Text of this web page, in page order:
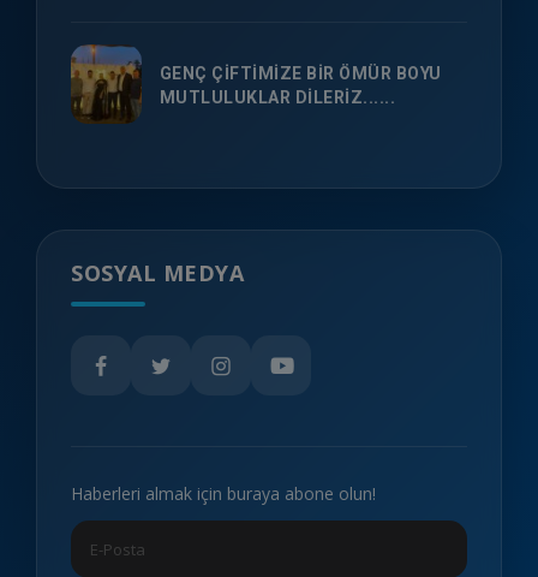
GENÇ ÇİFTİMİZE BİR ÖMÜR BOYU
MUTLULUKLAR DİLERİZ......
SOSYAL MEDYA
Haberleri almak için buraya abone olun!